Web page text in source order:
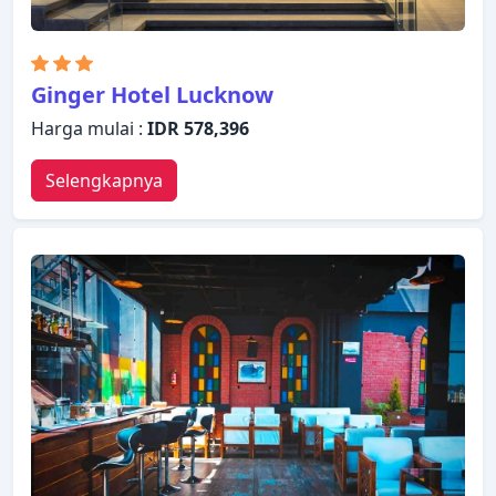
Ginger Hotel Lucknow
Harga mulai : IDR 578,396
Selengkapnya